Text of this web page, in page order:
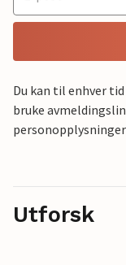
Du kan til enhver
bruke
Utforsk